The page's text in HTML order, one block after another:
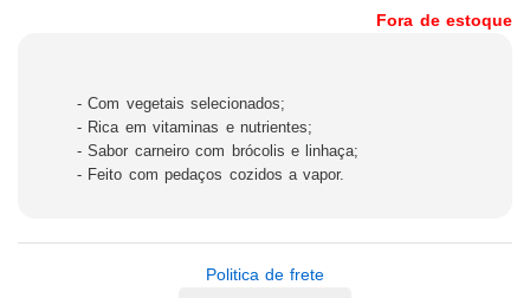
Fora de estoque
- Com vegetais selecionados;
- Rica em vitaminas e nutrientes;
- Sabor carneiro com brócolis e linhaça;
- Feito com pedaços cozidos a vapor.
Politica de frete